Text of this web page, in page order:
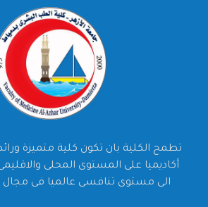
تطمح الكلية بان تكون كلية متميزة
أكاديميا على المستوى المحلى
الى مستوى تنافسى عالميا فى مجال